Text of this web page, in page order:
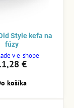
Style kefa na
fúzy
v e-shope
€
košíka